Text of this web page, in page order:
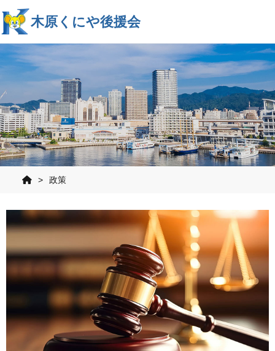
木原くにや後援会
> 政策